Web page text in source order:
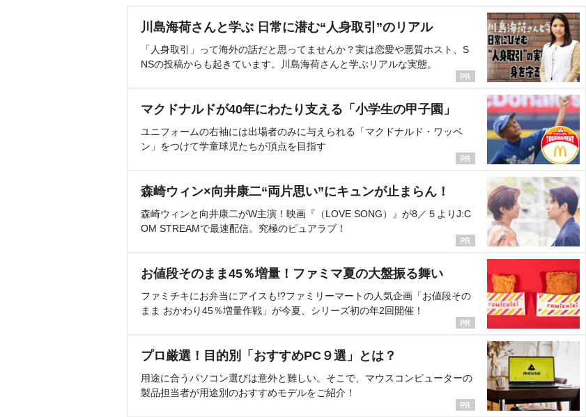
川島海荷さんと学ぶ 日常に潜む“人身取引”のリアル
「人身取引」って海外の話だと思ってませんか？実は恋愛や悪質ホスト、S
NSの投稿からも起きています。川島海荷さんと学ぶリアルな実態。
マクドナルドが40年にわたり支える「小学生の甲子園」
ユニフォームの右袖には出場者のみに与えられる「マクドナルド・ワッペ
ン」をつけて学童球児たちが頂点を目指す
森崎ウィン×向井康二“両片思い”にキュンが止まらん！
森崎ウィンと向井康二がW主演！映画『（LOVE SONG）』が8／５よりJ:C
OM STREAMで最速配信。究極のピュアラブ！
お値段そのまま45％増量！ファミマ夏の大盤振る舞い
ファミチキにお弁当にアイスも!?ファミリーマートの人気企画「お値段その
まま おかわり45％増量作戦」が今夏、シリーズ初の年2回開催！
プロ厳選！目的別「おすすめPC９選」とは？
用途に合うパソコン選びは意外と難しい。そこで、マウスコンピューターの
製品担当者が用途別のおすすめモデルをご紹介！